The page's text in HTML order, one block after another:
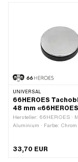
UNIVERSAL
66HEROES
48 mm
Hersteller: 66HEROES ·
Aluminium · Farbe: Chrom
33,70 EUR